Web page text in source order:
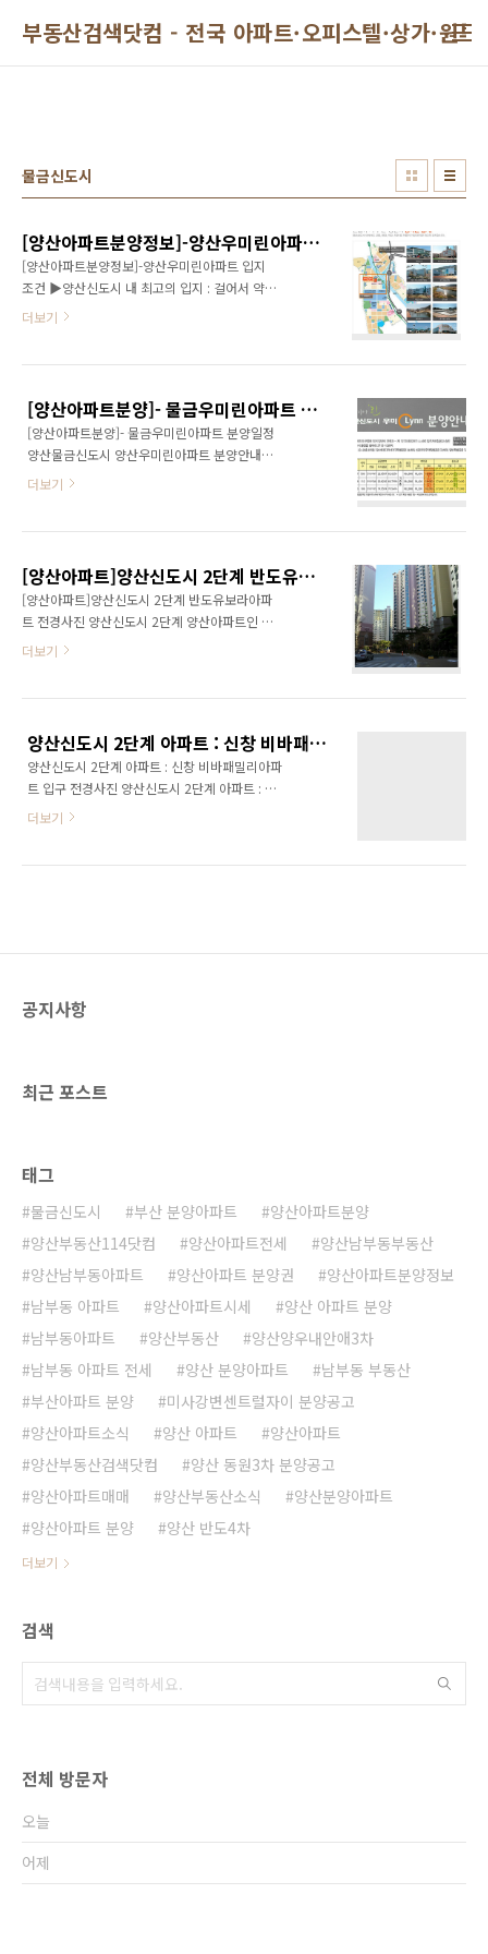
부동산검색닷컴 - 전국 아파트·오피스텔·상가·원
물금신도시
[양산아파트분양정보]-양산우미린아파트 입지조건
[양산아파트분양정보]-양산우미린아파트 입지
조건 ▶양산신도시 내 최고의 입지 : 걸어서 약5
분 거리인 남양산역 초역세권 단지이자 상업지
대에 가실 수 있습니다. ▶우수한 교육환경 : 성
산초교와 범어고교가 단지 바로옆에 위치해 안
전하게 등.하교를 할 수 있으며, 부산대학교 양산
캠퍼스로 인해 교육신도시로 부상하고 있습니
의 대규모 워터파크, 단지 주변 근린공원과 양산
산대학병원, 이마트까지 가까이 위치해 있어 생
활의 편리함을 더해줍니..
더보기
[양산아파트분양]- 물금우미린아파트 분양일정
[양산아파트분양]- 물금우미린아파트 분양일정
양산물금신도시 양산우미린아파트 분양안내입
니다 2013/01/10 - [양산부동산] 양산아파트분
전경사진 2012/12/19 - 양산부동산 -양산아파
트 분양정보[2012년 및 2013년 분양정보]
더보기
[양산아파트]양산신도시 2단계 반도유보라아파트 전경사진
[양산아파트]양산신도시 2단계 반도유보라아파
트 전경사진 양산신도시 2단계 양산아파트인 반
도아파트 사진입니다. 물금신도시는 양산부산대
더보기
양산신도시 2단계 아파트 : 신창 비바패밀리아파트 입구 전경사진
양산신도시 2단계 아파트 : 신창 비바패밀리아파
트 입구 전경사진 양산신도시 2단계 아파트 : 신
창 비바패밀리아파트 입구 전경사진
더보기
공지사항
최근 포스트
태그
물금신도시 부산 분양아파트
양산아파트분양
양산부동산114닷컴
양산아파트전세
양산남부동부동산
양산남부동아파트
양산아파트 분양권
양산아파트분양정보
남부동 아파트
양산아파트시세
양산 아파트 분양
남부동아파트
양산부동산
양산양우내안애3차
남부동 아파트 전세
양산 분양아파트
남부동 부동산
부산아파트 분양
미사강변센트럴자이 분양공고
양산아파트소식
양산 아파트
양산아파트
양산부동산검색닷컴
양산 동원3차 분양공고
양산아파트매매
양산부동산소식
양산분양아파트
양산아파트 분양
양산 반도4차
더보기
검색
전체 방문자
오늘
어제